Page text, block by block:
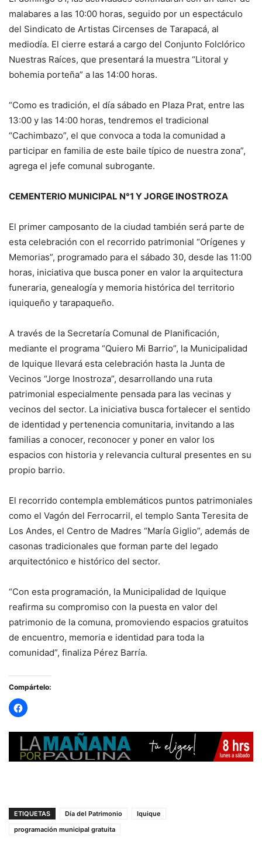
malabares a las 10:00 horas, seguido por un espectáculo
del Sindicato de Artistas Circenses de Tarapacá, al
mediodía. El cierre estará a cargo del Conjunto Folclórico
Nuestras Raíces, que presentará la muestra “Litoral y
bohemia porteña” a las 14:00 horas.
“Como es tradición, el día sábado en Plaza Prat, entre las
13:00 y las 14:00 horas, tendremos el tradicional
“Cachimbazo”, el que convoca a toda la comunidad a
participar en familia de este baile típico de nuestra zona”,
agrega el jefe comunal subrogante.
CEMENTERIO MUNICIPAL N°1 Y JORGE INOSTROZA
El primer camposanto de la ciudad también será parte de
esta celebración con el recorrido patrimonial “Orígenes y
Memorias”, programado para el sábado 30, desde las 11:00
horas, iniciativa que busca poner en valor la arquitectura
funeraria, genealogía y memoria histórica del territorio
iquiqueño y tarapaqueño.
A través de la Secretaría Comunal de Planificación,
mediante el programa “Quiero Mi Barrio”, la Municipalidad
de Iquique llevará esta celebración hasta la Junta de
Vecinos “Jorge Inostroza”, desarrollando una ruta
patrimonial especialmente pensada para las vecinas y
vecinos del sector. La iniciativa busca fortalecer el sentido
de identidad y pertenencia comunitaria, invitando a las
familias a conocer, reconocer y poner en valor los
espacios con historia y relevancia cultural presentes en su
propio barrio.
El recorrido contempla emblemáticos puntos patrimoniales
como el Vagón del Ferrocarril, el templo Santa Teresita de
Los Andes, el Centro de Madres “María Giglio”, además de
casonas tradicionales que forman parte del legado
arquitectónico e histórico del sector.
“Con esta programación, la Municipalidad de Iquique
reafirma su compromiso con la puesta en valor del
patrimonio de la comuna, promoviendo espacios gratuitos
de encuentro, memoria e identidad para toda la
comunidad”, finaliza Pérez Barría.
Compártelo:
ETIQUETAS Día del Patrimonio
Iquique
programación municipal gratuita